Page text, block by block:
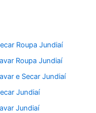
Roupa Jundiaí
Roupa Jundiaí
e Secar Jundiaí
Jundiaí
Jundiaí